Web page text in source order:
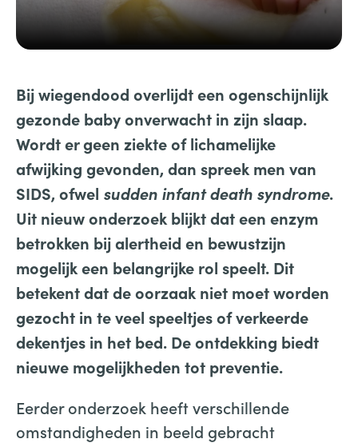
Bij wiegendood overlijdt een ogenschijnlijk
gezonde baby onverwacht in zijn slaap.
Wordt er geen ziekte of lichamelijke
afwijking gevonden, dan spreek men van
SIDS, ofwel sudden infant death syndrome.
Uit nieuw onderzoek blijkt dat een enzym
betrokken bij alertheid en bewustzijn
mogelijk een belangrijke rol speelt. Dit
betekent dat de oorzaak niet moet worden
gezocht in te veel speeltjes of verkeerde
dekentjes in het bed. De ontdekking biedt
nieuwe mogelijkheden tot preventie.
Eerder onderzoek heeft verschillende
omstandigheden in beeld gebracht